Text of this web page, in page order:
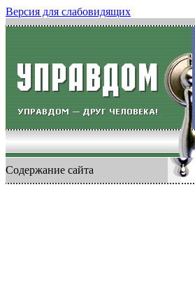
Версия для слабовидящих
Содержание сайта